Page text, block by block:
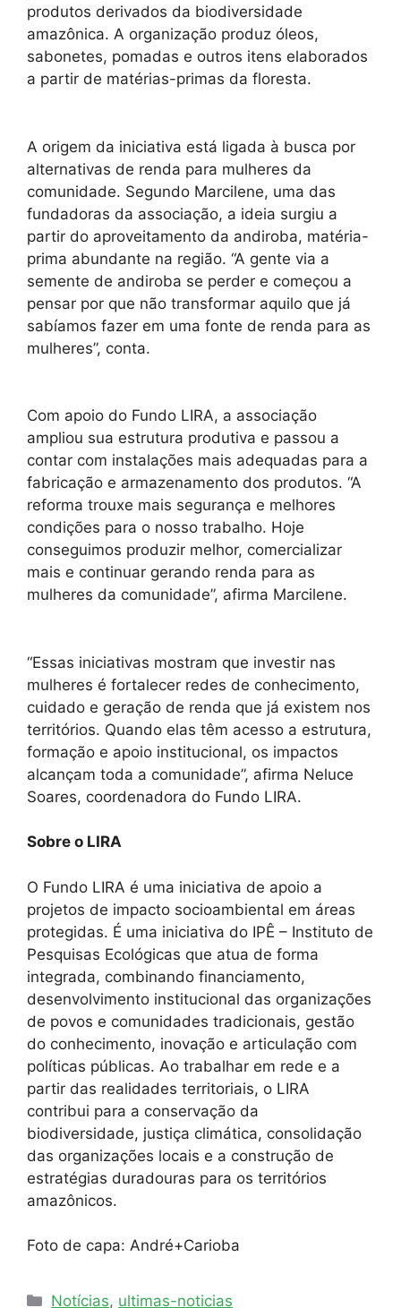
produtos derivados da biodiversidade
amazônica. A organização produz óleos,
sabonetes, pomadas e outros itens elaborados
a partir de matérias-primas da floresta.
A origem da iniciativa está ligada à busca por
alternativas de renda para mulheres da
comunidade. Segundo Marcilene, uma das
fundadoras da associação, a ideia surgiu a
partir do aproveitamento da andiroba, matéria-
prima abundante na região. “A gente via a
semente de andiroba se perder e começou a
pensar por que não transformar aquilo que já
sabíamos fazer em uma fonte de renda para as
mulheres”, conta.
Com apoio do Fundo LIRA, a associação
ampliou sua estrutura produtiva e passou a
contar com instalações mais adequadas para a
fabricação e armazenamento dos produtos. “A
reforma trouxe mais segurança e melhores
condições para o nosso trabalho. Hoje
conseguimos produzir melhor, comercializar
mais e continuar gerando renda para as
mulheres da comunidade”, afirma Marcilene.
“Essas iniciativas mostram que investir nas
mulheres é fortalecer redes de conhecimento,
cuidado e geração de renda que já existem nos
territórios. Quando elas têm acesso a estrutura,
formação e apoio institucional, os impactos
alcançam toda a comunidade”, afirma Neluce
Soares, coordenadora do Fundo LIRA.
Sobre o LIRA
O Fundo LIRA é uma iniciativa de apoio a
projetos de impacto socioambiental em áreas
protegidas. É uma iniciativa do IPÊ – Instituto de
Pesquisas Ecológicas que atua de forma
integrada, combinando financiamento,
desenvolvimento institucional das organizações
de povos e comunidades tradicionais, gestão
do conhecimento, inovação e articulação com
políticas públicas. Ao trabalhar em rede e a
partir das realidades territoriais, o LIRA
contribui para a conservação da
biodiversidade, justiça climática, consolidação
das organizações locais e a construção de
estratégias duradouras para os territórios
amazônicos.
Foto de capa: André+Carioba
Notícias, ultimas-noticias